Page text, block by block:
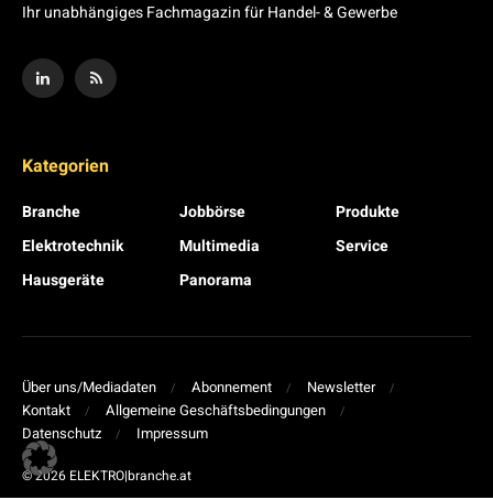
Ihr unabhängiges Fachmagazin für Handel- & Gewerbe
Kategorien
Branche
Elektrotechnik
Hausgeräte
Jobbörse
Multimedia
Panorama
Produkte
Service
Über uns/Mediadaten Abonnement
Newsletter
Kontakt
Allgemeine Geschäftsbedingungen
Datenschutz
Impressum
© 2026 ELEKTRO|branche.at